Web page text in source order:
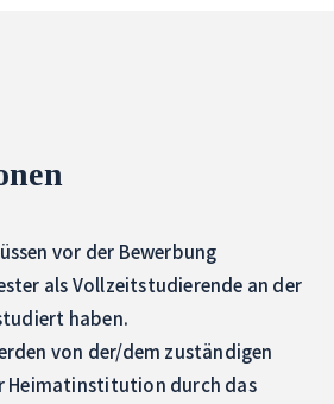
vor der Bewerbung
als Vollzeitstudierende an der
haben.
von der/dem zuständigen
Heimatinstitution durch das